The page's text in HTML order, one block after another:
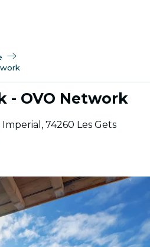
- OVO Network
74260 Les Gets